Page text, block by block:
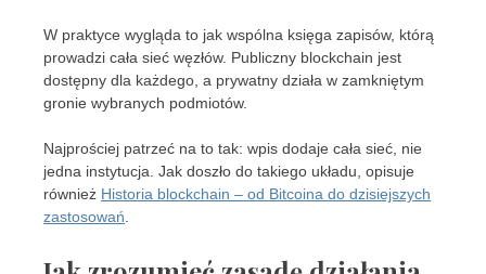
W praktyce wygląda to jak wspólna księga zapisów, którą
prowadzi cała sieć węzłów. Publiczny blockchain jest
dostępny dla każdego, a prywatny działa w zamkniętym
gronie wybranych podmiotów.
Najprościej patrzeć na to tak: wpis dodaje cała sieć, nie
jedna instytucja. Jak doszło do takiego układu, opisuje
również Historia blockchain – od Bitcoina do dzisiejszych
zastosowań